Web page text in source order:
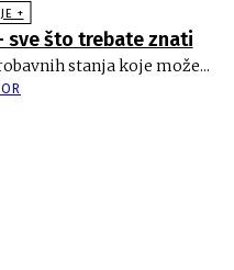
+
sve što trebate znati
stanja koje može...